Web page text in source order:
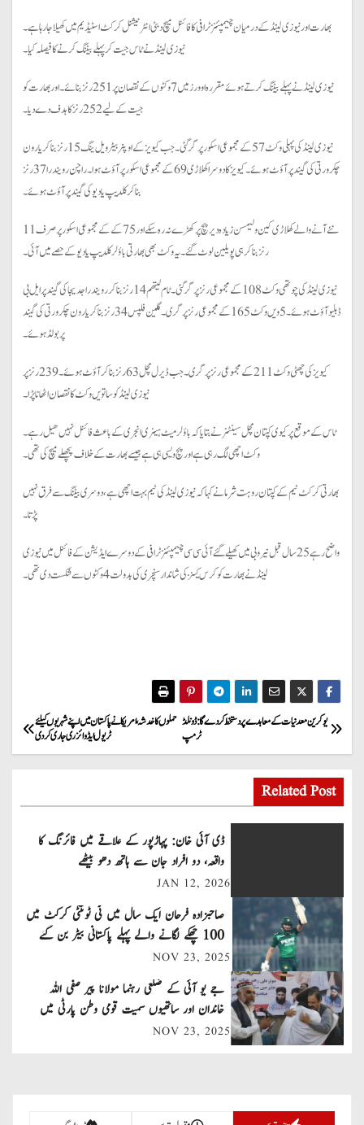
بھارت اور نیوزی لینڈ کے درمیان چیمپئنز ٹرافی کا فائنل میچ دبئی انٹرنیشنل کرکٹ اسٹیڈیم میں کھیلا جا رہا ہے۔
نیوزی لینڈ نے ٹاس جیت کر پہلے بیٹنگ کرنے کا فیصلہ کیا۔
نیوزی لینڈ نے پہلے بیٹنگ کرتے ہوئے مقررہ اوورز میں 7 وکٹوں کے نقصان پر 251 رنز بنائے۔ اور بھارت کو
جیت کے لیے 252 رنز کا ہدف دے دیا۔
نیوزی لینڈ کی پہلی وکٹ 57 کے مجموعی اسکور پر گر گئی۔ جب کیویز کے اوپنر بیٹر ویل ینگ 15 رنز بنا کر یارون
چکرورتی کی گیند پر آؤٹ ہوئے۔ کیویز کا دوسرا کھلاڑی 69 کے مجموعی اسکور پر آؤٹ ہوا۔ راچن رویندرا 37 رنز
بنا کر کلدیپ یادیو کی گیند پر آؤٹ ہوئے۔
نئے آنے والے کھلاڑی کین ولیمسن زیادہ دیر پچ پر کھڑے نہ رہ سکے اور 75 کے کے مجموعی اسکور پر صرف 11
رنز بنا کر ہی پویلین لوٹ گئے۔ یہ وکٹ بھی بھارتی باؤلر کلدیپ یادیو کے حصے میں آئی۔
نیوزی لینڈ کی چوتھی وکٹ 108 کے مجموعی رنز پر گر گئی۔ ٹام لیتھم 14 رنز بنا کر رویندرا جدیجا کی گیند پر ایل بی
ڈبلیو آؤٹ ہوئے۔ 5ویں وکٹ 165 کے مجموعی رنز پر گری۔ گلین فلپس 34 رنز بنا کر یارون چکرورتی کی گیند
پر بولڈ ہوئے۔
کیویز کی چھٹی وکٹ 211 کے مجموعی رنز پر گری۔ جب ڈیرل مچل 63 رنز بنا کر آؤٹ ہوئے۔ 239 رنز پر
نیوزی لینڈ کو ساتویں وکٹ کا نقصان اٹھانا پڑا۔
ٹاس کے موقع پر کیوی کپتان مچل سینٹنر نے بتایا کہ باؤلر میٹ ہینری انجری کے باعث فائنل نہیں ھیل رہے۔
وکٹ اچھی لگ رہی ہے اور پچ ویسی ہی ہے جیسے بھارت کے خلاف پچھلے میچ کی تھی۔
بھارتی کرکٹ ٹیم کے کپتان روہت شرما نے کہا کہ نیوزی لینڈ کی ٹیم بہت اچھی ہے، دوسری بیٹنگ سے فرق نہیں
پڑتا۔
واضح رہے 25 سال قبل نیروبی میں کھیلےگئے آئی سی سی چیمپئنز ٹرافی کے دوسرے ایڈیشن کے فائنل میں نیوزی
لینڈ نے بھارت کو کرس کینز کی شاندار سنچری کی بدولت 4 وکٹوں سے شکست دی تھی۔
P
o
s
t
a
v
i
g
a
حملوں کا خدشہ ، امریکا نے پاکستان میں اپنے شہریوں کیلئے
ٹریول ایڈوائزری جاری کر دی
یوکرین معدنیات کے معاہدے پر دستخط کر دے گا: ڈونلڈ
ٹرمپ
Related Post
ڈی آئی خان: پہاڑپور کے علاقے میں فائرنگ کا
واقعہ، دو افراد جان سے ہاتھ دھو بیٹھے
JAN 12, 2026
صاحبزادہ فرحان ایک سال میں ٹی ٹوئنٹی کرکٹ میں
100 چھکے لگانے والے پہلے پاکستانی بیٹر بن گئے
NOV 23, 2025
جے یو آئی کے ضلعی رہنما مولانا پیر صفی اللہ
خاندان اور ساتھیوں سمیت قومی وطن پارٹی میں
شامل
NOV 23, 2025